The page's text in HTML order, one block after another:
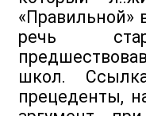
«Правильной»
речь
школ.
прецеденты,